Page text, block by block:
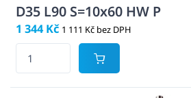
D35 L90 S=10x60 HW P
1 344 Kč 1 111 Kč bez DPH